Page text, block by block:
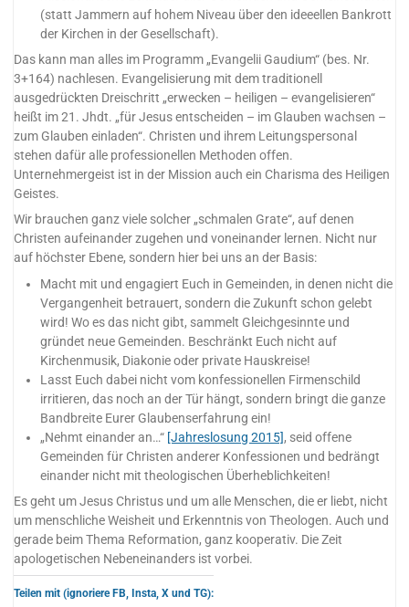
(statt Jammern auf hohem Niveau über den ideeellen Bankrott
der Kirchen in der Gesellschaft).
Das kann man alles im Programm „Evangelii Gaudium“ (bes. Nr.
3+164) nachlesen. Evangelisierung mit dem traditionell
ausgedrückten Dreischritt „erwecken – heiligen – evangelisieren“
heißt im 21. Jhdt. „für Jesus entscheiden – im Glauben wachsen –
zum Glauben einladen“. Christen und ihrem Leitungspersonal
stehen dafür alle professionellen Methoden offen.
Unternehmergeist ist in der Mission auch ein Charisma des Heiligen
Geistes.
Wir brauchen ganz viele solcher „schmalen Grate“, auf denen
Christen aufeinander zugehen und voneinander lernen. Nicht nur
auf höchster Ebene, sondern hier bei uns an der Basis:
Macht mit und engagiert Euch in Gemeinden, in denen nicht die
Vergangenheit betrauert, sondern die Zukunft schon gelebt
wird! Wo es das nicht gibt, sammelt Gleichgesinnte und
gründet neue Gemeinden. Beschränkt Euch nicht auf
Kirchenmusik, Diakonie oder private Hauskreise!
Lasst Euch dabei nicht vom konfessionellen Firmenschild
irritieren, das noch an der Tür hängt, sondern bringt die ganze
Bandbreite Eurer Glaubenserfahrung ein!
„Nehmt einander an…“ [Jahreslosung 2015], seid offene
Gemeinden für Christen anderer Konfessionen und bedrängt
einander nicht mit theologischen Überheblichkeiten!
Es geht um Jesus Christus und um alle Menschen, die er liebt, nicht
um menschliche Weisheit und Erkenntnis von Theologen. Auch und
gerade beim Thema Reformation, ganz kooperativ. Die Zeit
apologetischen Nebeneinanders ist vorbei.
Teilen mit (ignoriere FB, Insta, X und TG):